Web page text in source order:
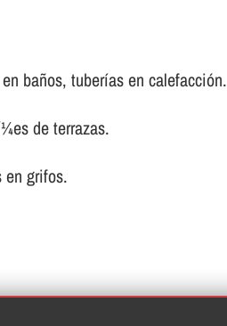
baños, tuberí­as en calefacción.
de terrazas.
en grifos.